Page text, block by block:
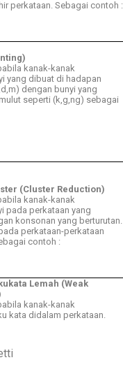
perkataan. Sebagai contoh :
kanak-kanak
yang dibuat di hadapan
dengan bunyi yang
seperti (k,g,ng) sebagai
(Cluster Reduction)
kanak-kanak
pada perkataan yang
konsonan yang berturutan.
perkataan-perkataan
contoh :
Lemah (Weak
kanak-kanak
kata didalam perkataan.